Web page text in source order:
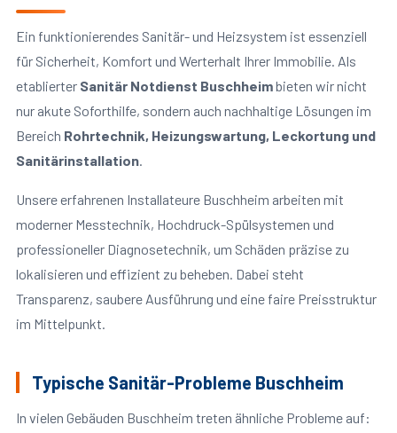
Ein funktionierendes Sanitär- und Heizsystem ist essenziell
für Sicherheit, Komfort und Werterhalt Ihrer Immobilie. Als
etablierter Sanitär Notdienst Buschheimbieten wir nicht
nur akute Soforthilfe, sondern auch nachhaltige Lösungen im
Bereich Rohrtechnik, Heizungswartung, Leckortung und
Sanitärinstallation.
Unsere erfahrenen Installateure Buschheim arbeiten mit
moderner Messtechnik, Hochdruck-Spülsystemen und
professioneller Diagnosetechnik, um Schäden präzise zu
lokalisieren und effizient zu beheben. Dabei steht
Transparenz, saubere Ausführung und eine faire Preisstruktur
im Mittelpunkt.
Typische Sanitär-Probleme Buschheim
In vielen Gebäuden Buschheim treten ähnliche Probleme auf: